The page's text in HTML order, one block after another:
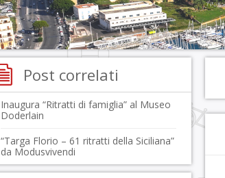
Post correlati
Inaugura “Ritratti di famiglia” al Museo
Doderlain
“Targa Florio – 61 ritratti della Siciliana”
da Modusvivendi